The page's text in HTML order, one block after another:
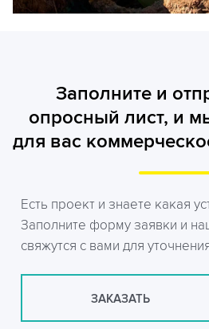
Заполните и
опросный лист, и
для вас
Есть проект и знаете какая
Заполните форму заявки и
свяжутся с вами для
ЗАКАЗАТЬ